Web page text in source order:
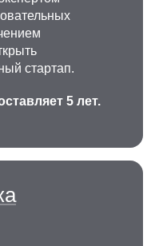
стартап.
5 лет.